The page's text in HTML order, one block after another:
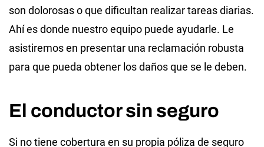
son dolorosas o que dificultan realizar tareas diarias.
Ahí es donde nuestro equipo puede ayudarle. Le
asistiremos en presentar una reclamación robusta
para que pueda obtener los daños que se le deben.
El conductor sin seguro
Si no tiene cobertura en su propia póliza de seguro